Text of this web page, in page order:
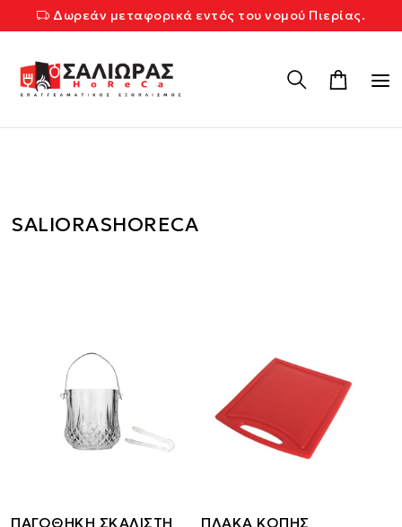
Δωρεάν μεταφορικά εντός του νομού Πιερίας.
SALIORASHORECA
ΠΑΓΟΘΗΚΗ ΣΚΑΛΙΣΤΗ
ΠΛΑΚΑ ΚΟΠΗΣ